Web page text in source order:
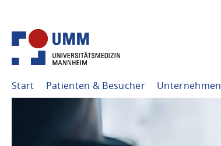
Start Patienten & Besucher Unternehmen